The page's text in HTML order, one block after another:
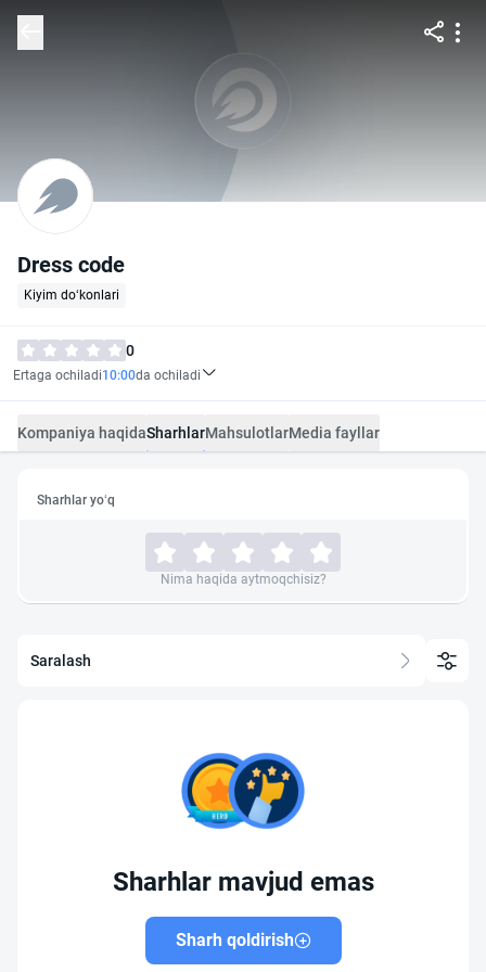
Dress code
Kiyim do‘konlari
0
Ertaga ochiladi10:00da ochiladi
Kompaniya haqidaSharhlarMahsulotlarMedia fayllar
Sharhlar yo‘q
Nima haqida aytmoqchisiz?
Saralash
Sharhlar mavjud emas
Sharh qoldirish